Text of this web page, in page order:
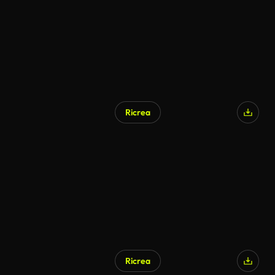
Ricrea
Ricrea